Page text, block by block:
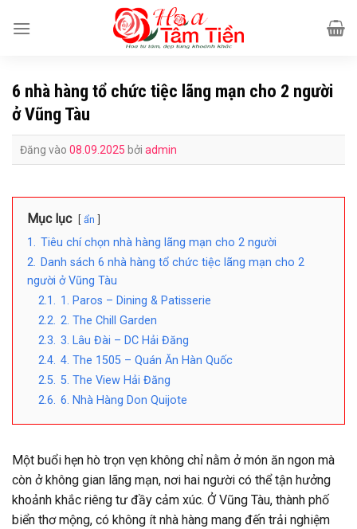
qua
6 nhà hàng tổ chức tiệc lãng mạn cho 2 người
ở Vũng Tàu
Đăng vào 08.09.2025 bởi admin
Mục lục ẩn
1. Tiêu chí chọn nhà hàng lãng mạn cho 2 người
2. Danh sách 6 nhà hàng tổ chức tiệc lãng mạn cho 2
người ở Vũng Tàu
2.1. 1. Paros – Dining & Patisserie
2.2. 2. The Chill Garden
2.3. 3. Lâu Đài – DC Hải Đăng
2.4. 4. The 1505 – Quán Ăn Hàn Quốc
2.5. 5. The View Hải Đăng
2.6. 6. Nhà Hàng Don Quijote
Một buổi hẹn hò trọn vẹn không chỉ nằm ở món ăn ngon mà
còn ở không gian lãng mạn, nơi hai người có thể tận hưởng
khoảnh khắc riêng tư đầy cảm xúc. Ở Vũng Tàu, thành phố
biển thơ mộng, có không ít nhà hàng mang đến trải nghiệm